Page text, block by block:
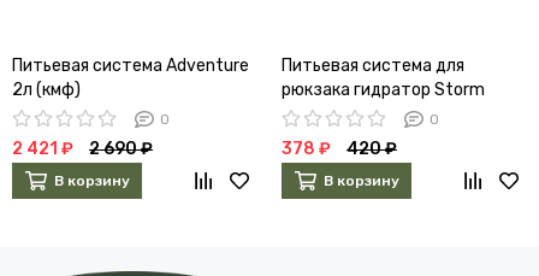
Питьевая система Аdventure
2л (кмф)
0
2 421 ₽ 2 690 ₽
В корзину
Питьевая система для
рюкзака гидратор Storm
tactic 2л 44323390
378 ₽ 420 ₽
В корзину